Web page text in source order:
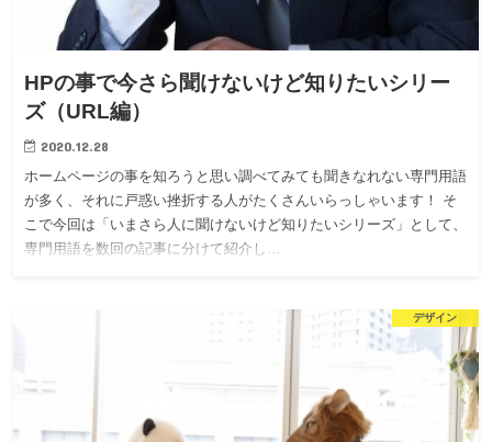
HPの事で今さら聞けないけど知りたいシリー
ズ（URL編）
2020.12.28
ホームページの事を知ろうと思い調べてみても聞きなれない専門用語
が多く、それに戸惑い挫折する人がたくさんいらっしゃいます！ そ
こで今回は「いまさら人に聞けないけど知りたいシリーズ」として、
専門用語を数回の記事に分けて紹介し…
デザイン